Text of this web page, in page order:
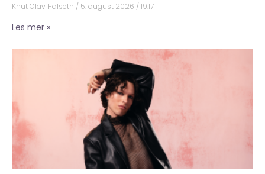
Knut Olav Halseth 5. august 2026 19:17
Les mer »